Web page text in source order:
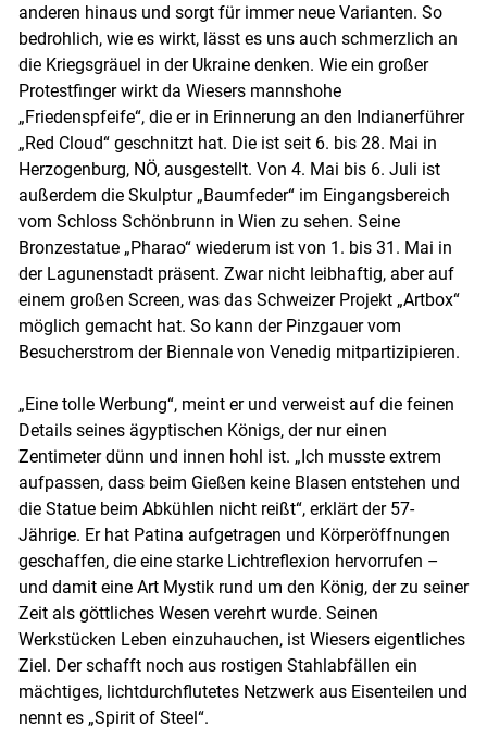
anderen hinaus und sorgt für immer neue Varianten. So
bedrohlich, wie es wirkt, lässt es uns auch schmerzlich an
die Kriegsgräuel in der Ukraine denken. Wie ein großer
Protestfinger wirkt da Wiesers mannshohe
„Friedenspfeife“, die er in Erinnerung an den Indianerführer
„Red Cloud“ geschnitzt hat. Die ist seit 6. bis 28. Mai in
Herzogenburg, NÖ, ausgestellt. Von 4. Mai bis 6. Juli ist
außerdem die Skulptur „Baumfeder“ im Eingangsbereich
vom Schloss Schönbrunn in Wien zu sehen. Seine
Bronzestatue „Pharao“ wiederum ist von 1. bis 31. Mai in
der Lagunenstadt präsent. Zwar nicht leibhaftig, aber auf
einem großen Screen, was das Schweizer Projekt „Artbox“
möglich gemacht hat. So kann der Pinzgauer vom
Besucherstrom der Biennale von Venedig mitpartizipieren.
„Eine tolle Werbung“, meint er und verweist auf die feinen
Details seines ägyptischen Königs, der nur einen
Zentimeter dünn und innen hohl ist. „Ich musste extrem
aufpassen, dass beim Gießen keine Blasen entstehen und
die Statue beim Abkühlen nicht reißt“, erklärt der 57-
Jährige. Er hat Patina aufgetragen und Körperöffnungen
geschaffen, die eine starke Lichtreflexion hervorrufen –
und damit eine Art Mystik rund um den König, der zu seiner
Zeit als göttliches Wesen verehrt wurde. Seinen
Werkstücken Leben einzuhauchen, ist Wiesers eigentliches
Ziel. Der schafft noch aus rostigen Stahlabfällen ein
mächtiges, lichtdurchflutetes Netzwerk aus Eisenteilen und
nennt es „Spirit of Steel“.